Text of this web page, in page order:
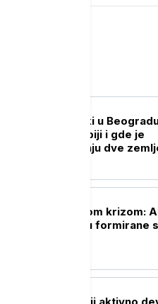
Volodimir Zelenski u
donosi poseta Srbiji i gde je
prostor za saradnju dve
Priština pred novom krizom:
institucije ne budu formirane